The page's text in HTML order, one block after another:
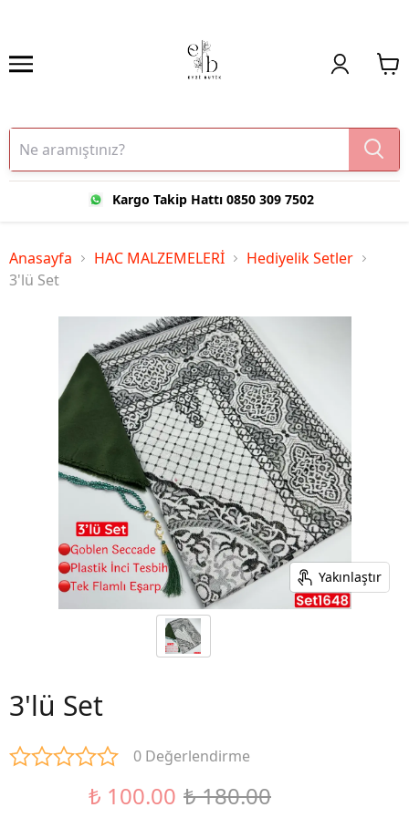
Kargo Takip Hattı 0850 309 7502
Anasayfa HAC MALZEMELERİ
Hediyelik Setler
3'lü Set
Yakınlaştır
3'lü Set
0 Değerlendirme
₺ 100.00 ₺ 180.00